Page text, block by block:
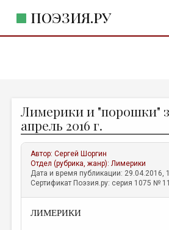
ПОЭЗИЯ.РУ
ЖАНРЫ
АВТОРЫ
КОММЕНТАРИИ
ЛИТСАЛОН
Лимерики и "порошки"
апрель 2016 г.
Автор:Сергей Шоргин
Отдел (рубрика, жанр):Лимерики
Дата и время публикации: 29.04.2016,
Сертификат Поэзия.ру: серия 1075 №
ЛИМЕРИКИ